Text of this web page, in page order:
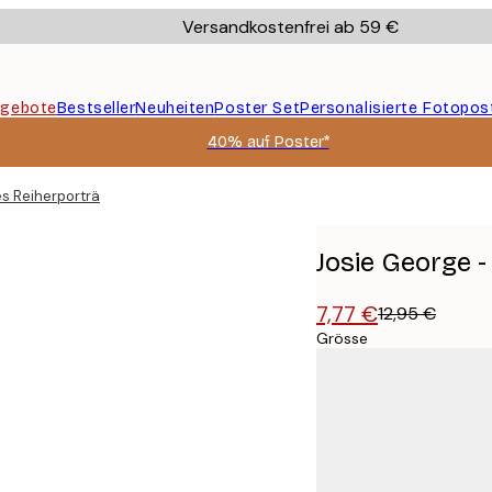
Versandkostenfrei ab 59 €
BestsellerNeuheitenPoster SetPersonalisierte
40% auf Poster*
Reiherporträt Poster
Josie George
7,77 €12,95 €
Grösse